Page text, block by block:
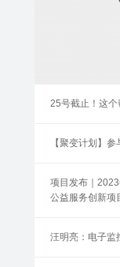
25号截止！这个
【聚变计划】
项目发布｜
公益服务创新项
汪明亮：电子监